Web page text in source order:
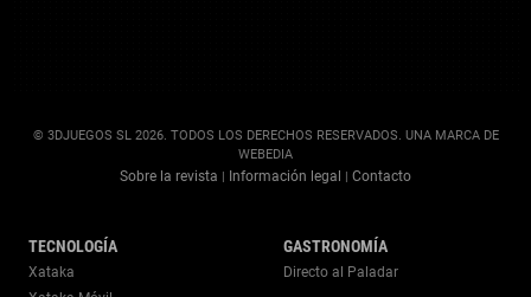
© 3DJUEGOS SL 2026. TODOS LOS DERECHOS RESERVADOS. UNA MARCA DE
WEBEDIA
Sobre la revista Información legal Contacto
TECNOLOGÍA
Xataka
GASTRONOMÍA
Directo al Paladar